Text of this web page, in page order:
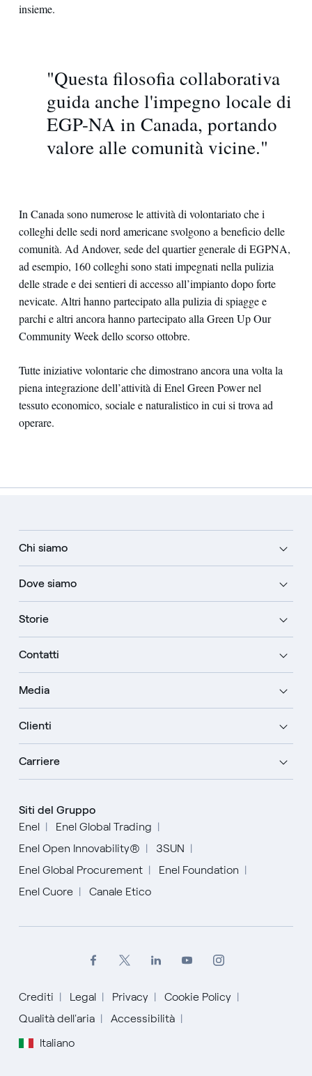
insieme.
"Questa filosofia collaborativa
guida anche l'impegno locale di
EGP-NA in Canada, portando
valore alle comunità vicine."
In Canada sono numerose le attività di volontariato che i
colleghi delle sedi nord americane svolgono a beneficio delle
comunità. Ad Andover, sede del quartier generale di EGPNA,
ad esempio, 160 colleghi sono stati impegnati nella pulizia
delle strade e dei sentieri di accesso all’impianto dopo forte
nevicate. Altri hanno partecipato alla pulizia di spiagge e
parchi e altri ancora hanno partecipato alla Green Up Our
Community Week dello scorso ottobre.
Tutte iniziative volontarie che dimostrano ancora una volta la
piena integrazione dell’attività di Enel Green Power nel
tessuto economico, sociale e naturalistico in cui si trova ad
operare.
Chi siamo
Dove siamo
Storie
Contatti
Media
Clienti
Carriere
Siti del Gruppo
Enel
Enel Global Trading
Enel Open Innovability®
3SUN
Enel Global Procurement
Enel Foundation
Enel Cuore
Canale Etico
Crediti Legal Privacy
Cookie Policy
Qualità dell'aria
Accessibilità
Italiano
English
Español